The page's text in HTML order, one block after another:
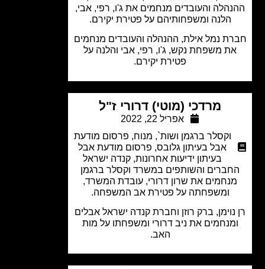
והעובדים מנחמים את ג'ו, רפי, אבי,
הלנה ומשפחותיהם על פטירת יקירם.
נמל אילת, ההנהלה והעובדים מנחמים
משפחת נקש, ג'ו, רפי, אבי והלנה על
פטירת יקירם.
מרדכי (מוטי) דרורי ז"ל
אפריל 22, 2022
וקסלר ברגמן ושות`,מנוח,פרסום מודעת
אבל בעיתון גלובס, פרסום מודעת אבל
בעיתון ידיעות אחרונות,קנדה ישראל
והשותפים במשרד וקסלר ברגמן
את שרון דרורי, עובדת המשרד,
ומשפחתה על פטירת אב המשפחה.
ברק רוזן וחברת קנדה ישראל אבלים
את ניב דרורי ומשפחתו על מות